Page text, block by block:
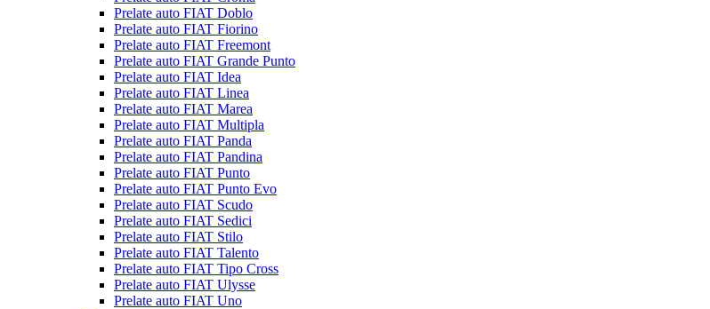
Prelate auto FIAT Doblo
Prelate auto FIAT Fiorino
Prelate auto FIAT Freemont
Prelate auto FIAT Grande Punto
Prelate auto FIAT Idea
Prelate auto FIAT Linea
Prelate auto FIAT Marea
Prelate auto FIAT Multipla
Prelate auto FIAT Panda
Prelate auto FIAT Pandina
Prelate auto FIAT Punto
Prelate auto FIAT Punto Evo
Prelate auto FIAT Scudo
Prelate auto FIAT Sedici
Prelate auto FIAT Stilo
Prelate auto FIAT Talento
Prelate auto FIAT Tipo Cross
Prelate auto FIAT Ulysse
Prelate auto FIAT Uno